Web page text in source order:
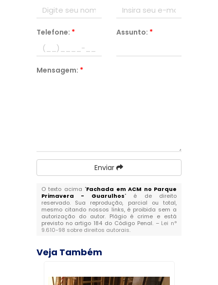
Telefone: * Assunto: *
Mensagem: *
Enviar
O texto acima "Fachada em ACM no Parque
Primavera - Guarulhos" é de direito
reservado. Sua reprodução, parcial ou total,
mesmo citando nossos links, é proibida sem a
autorização do autor. Plágio é crime e está
previsto no artigo 184 do Código Penal. – Lei n°
9.610-98 sobre direitos autorais.
Veja Também